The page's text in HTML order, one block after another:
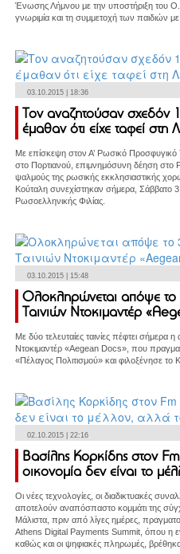
Ένωσης Λήμνου με την υποστήριξη του
γνωριμία και τη συμμετοχή των παιδιών
03.10.2015 | 18:36
Τον αναζητούσαν σχεδόν
έμαθαν ότι είχε ταφεί
Με επίσκεψη στον Α’ Ρωσικό Προσφυγικό
στο Πορτιανού, επιμνημόσυνη δέηση στο
ψαλμούς της ρωσικής εκκλησιαστικής
Κούταλη συνεχίστηκαν σήμερα, Σάββατο
Ρωσοελληνικής Φιλίας.
03.10.2015 | 15:48
Ολοκληρώνεται απόψε το
Ταινιών Ντοκιμαντέρ
Με δύο τελευταίες ταινίες πέφτει σήμερα
Ντοκιμαντέρ «Aegean Docs», που
«Πέλαγος Πολιτισμού» και φιλοξένησε το
02.10.2015 | 22:16
Βασίλης Κορκίδης στον
οικονομία δεν είναι το
Οι νέες τεχνολογίες, οι διαδικτυακές
αποτελούν αναπόσπαστο κομμάτι της
Μάλιστα, πριν από λίγες ημέρες,
Athens Digital Payments Summit, όπου η
καθώς και οι ψηφιακές πληρωμές,